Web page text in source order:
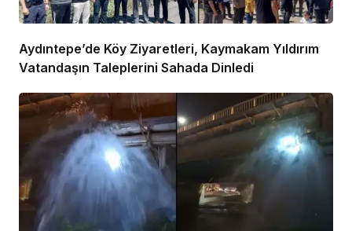
Aydıntepe’de Köy Ziyaretleri, Kaymakam Yıldırım
Vatandaşın Taleplerini Sahada Dinledi